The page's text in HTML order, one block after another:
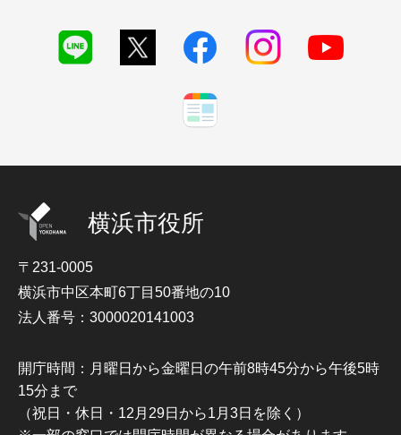
横浜市役所
〒231-0005
横浜市中区本町6丁目50番地の10
法人番号：3000020141003
開庁時間：月曜日から金曜日の午前8時45分から午後5時
15分まで
（祝日・休日・12月29日から1月3日を除く）